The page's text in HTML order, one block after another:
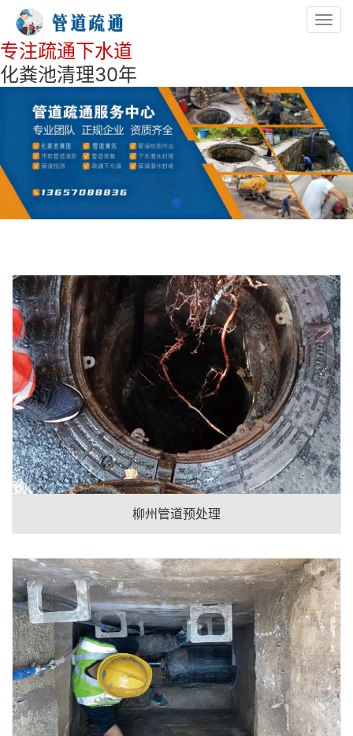
专注疏通下水道
化粪池清理30年
柳州管道预处理